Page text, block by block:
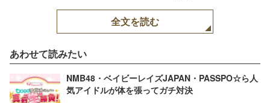
全文を読む
あわせて読みたい
NMB48・ベイビーレイズJAPAN・PASSPO☆ら人
気アイドルが体を張ってガチ対決